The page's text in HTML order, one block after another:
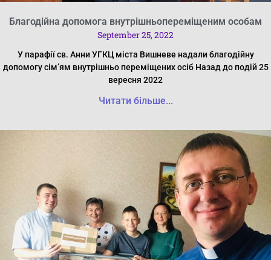
Благодійна допомога внутрішньопереміщеним особам
September 25, 2022
У парафії св. Анни УГКЦ міста Вишневе надали благодійну
допомогу сім’ям внутрішньо переміщених осіб Назад до подій 25
вересня 2022
Читати більше...